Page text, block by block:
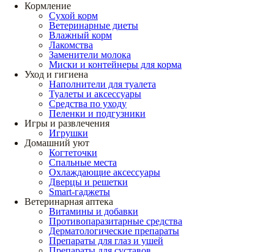
Кормление
Сухой корм
Ветеринарные диеты
Влажный корм
Лакомства
Заменители молока
Миски и контейнеры для корма
Уход и гигиена
Наполнители для туалета
Туалеты и аксессуары
Средства по уходу
Пеленки и подгузники
Игры и развлечения
Игрушки
Домашний уют
Когтеточки
Спальные места
Охлаждающие аксессуары
Дверцы и решетки
Smart-гаджеты
Ветеринарная аптека
Витамины и добавки
Противопаразитарные средства
Дерматологические препараты
Препараты для глаз и ушей